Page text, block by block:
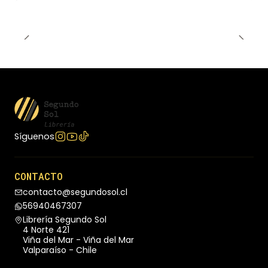
Síguenos
CONTACTO
contacto@segundosol.cl
56940467307
Librería Segundo Sol
4 Norte 421
Viña del Mar - Viña del Mar
Valparaíso - Chile